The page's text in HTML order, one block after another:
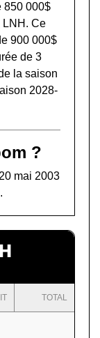
850 000$
LNH. Ce
900 000$
de 3
la saison
2028-
?
mai 2003
TOTAL